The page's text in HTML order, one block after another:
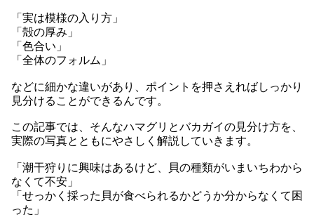
「実は模様の入り方」
「殻の厚み」
「色合い」
「全体のフォルム」
などに細かな違いがあり、ポイントを押さえればしっかり
見分けることができるんです。
この記事では、そんなハマグリとバカガイの見分け方を、
実際の写真とともにやさしく解説していきます。
「潮干狩りに興味はあるけど、貝の種類がいまいちわから
なくて不安」
「せっかく採った貝が食べられるかどうか分からなくて困
った」